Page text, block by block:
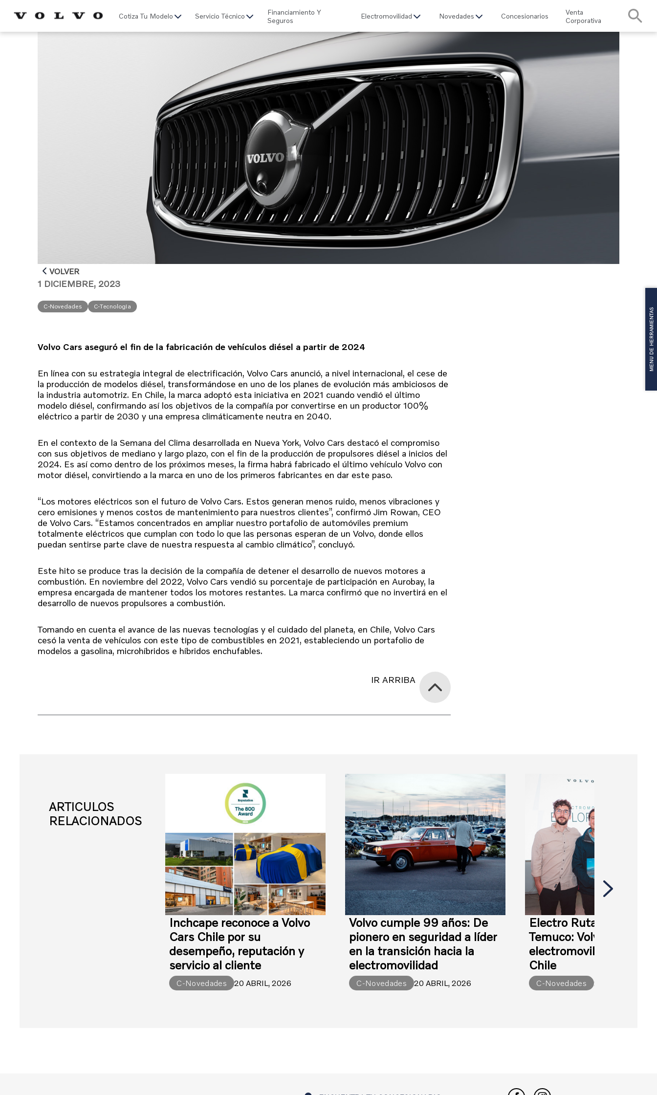
Cotiza Tu Modelo Servicio Técnico
Financiamiento Y
Seguros
Electromovilidad Novedades Concesionarios
Venta
Corporativa
MENU DE HERRAMIENTAS
VOLVER
1 DICIEMBRE, 2023
C-Novedades C-Tecnologia
Volvo Cars aseguró el fin de la fabricación de vehículos diésel a partir de 2024
En línea con su estrategia integral de electrificación, Volvo Cars anunció, a nivel internacional, el cese de
la producción de modelos diésel, transformándose en uno de los planes de evolución más ambiciosos de
la industria automotriz. En Chile, la marca adoptó esta iniciativa en 2021 cuando vendió el último
modelo diésel, confirmando así los objetivos de la compañía por convertirse en un productor 100%
eléctrico a partir de 2030 y una empresa climáticamente neutra en 2040.
En el contexto de la Semana del Clima desarrollada en Nueva York, Volvo Cars destacó el compromiso
con sus objetivos de mediano y largo plazo, con el fin de la producción de propulsores diésel a inicios del
2024. Es así como dentro de los próximos meses, la firma habrá fabricado el último vehículo Volvo con
motor diésel, convirtiendo a la marca en uno de los primeros fabricantes en dar este paso.
“Los motores eléctricos son el futuro de Volvo Cars. Estos generan menos ruido, menos vibraciones y
cero emisiones y menos costos de mantenimiento para nuestros clientes”, confirmó Jim Rowan, CEO
de Volvo Cars. “Estamos concentrados en ampliar nuestro portafolio de automóviles premium
totalmente eléctricos que cumplan con todo lo que las personas esperan de un Volvo, donde ellos
puedan sentirse parte clave de nuestra respuesta al cambio climático”, concluyó.
Este hito se produce tras la decisión de la compañía de detener el desarrollo de nuevos motores a
combustión. En noviembre del 2022, Volvo Cars vendió su porcentaje de participación en Aurobay, la
empresa encargada de mantener todos los motores restantes. La marca confirmó que no invertirá en el
desarrollo de nuevos propulsores a combustión.
Tomando en cuenta el avance de las nuevas tecnologías y el cuidado del planeta, en Chile, Volvo Cars
cesó la venta de vehículos con este tipo de combustibles en 2021, estableciendo un portafolio de
modelos a gasolina, microhíbridos e híbridos enchufables.
IR ARRIBA
ARTICULOS
RELACIONADOS
Inchcape reconoce a Volvo
Cars Chile por su
desempeño, reputación y
servicio al cliente
C-Novedades 20 ABRIL, 2026
Volvo cumple 99 años: De
pionero en seguridad a líder
en la transición hacia la
electromovilidad
C-Novedades 20 ABRIL, 2026
Electro Ruta en Portillo
Temuco: Volvo acerca la
electromovilidad al sur
Chile
C-Novedades 20 ABRIL, 2026